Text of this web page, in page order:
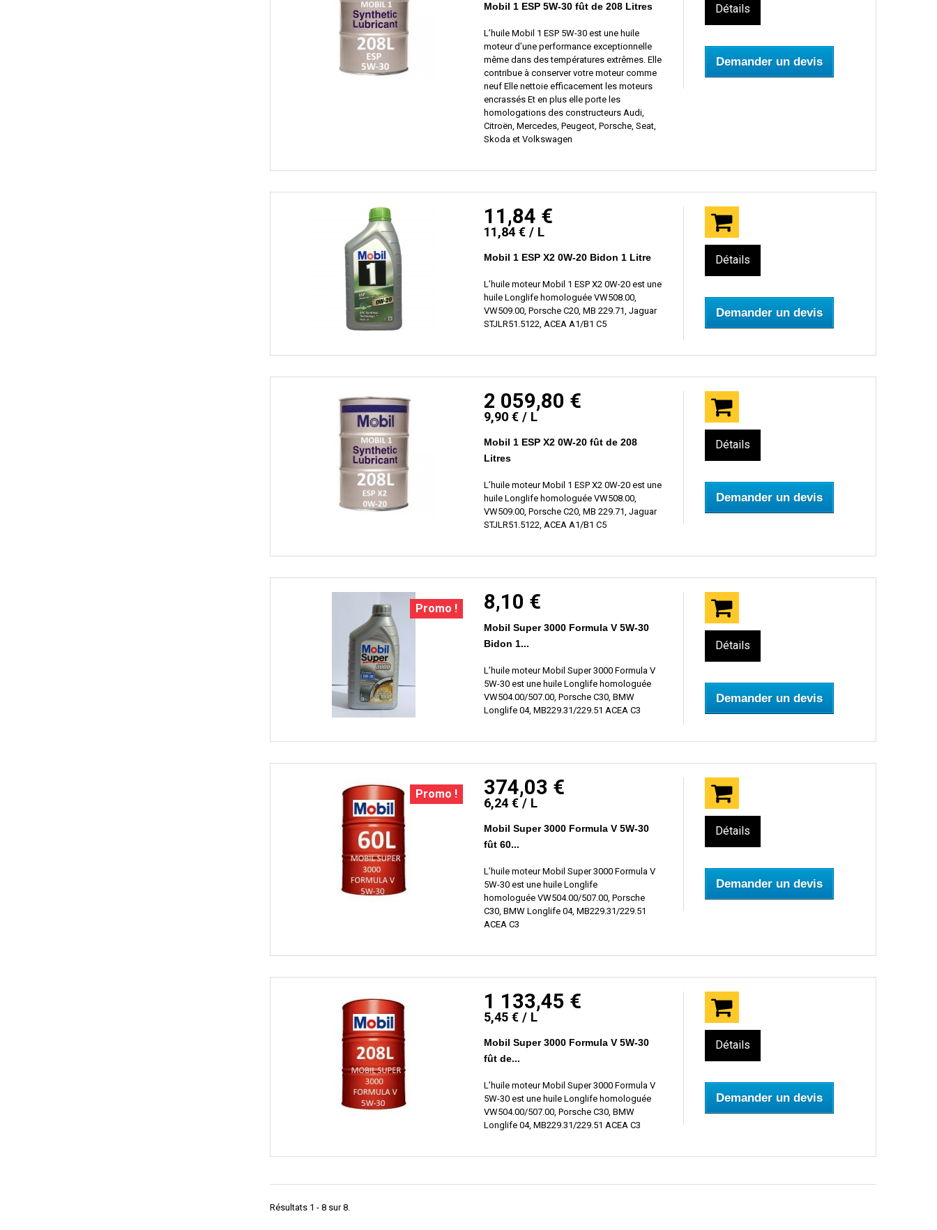
Mobil 1 ESP 5W-30 fût de 208 Litres
L’huile Mobil 1 ESP 5W-30 est une huile
moteur d’une performance exceptionnelle
même dans des températures extrêmes. Elle
contribue à conserver votre moteur comme
neuf Elle nettoie efficacement les moteurs
encrassés Et en plus elle porte les
homologations des constructeurs Audi,
Citroën, Mercedes, Peugeot, Porsche, Seat,
Skoda et Volkswagen
Détails
Demander un devis
11,84 €
11,84 € / L
Mobil 1 ESP X2 0W-20 Bidon 1 Litre
L’huile moteur Mobil 1 ESP X2 0W-20 est une
huile Longlife homologuée VW508.00,
VW509.00, Porsche C20, MB 229.71, Jaguar
STJLR51.5122, ACEA A1/B1 C5
Détails
Demander un devis
2 059,80 €
9,90 € / L
Mobil 1 ESP X2 0W-20 fût de 208
Litres
L’huile moteur Mobil 1 ESP X2 0W-20 est une
huile Longlife homologuée VW508.00,
VW509.00, Porsche C20, MB 229.71, Jaguar
STJLR51.5122, ACEA A1/B1 C5
Détails
Demander un devis
Promo ! 8,10 €
Mobil Super 3000 Formula V 5W-30
Bidon 1...
L’huile moteur Mobil Super 3000 Formula V
5W-30 est une huile Longlife homologuée
VW504.00/507.00, Porsche C30, BMW
Longlife 04, MB229.31/229.51 ACEA C3
Détails
Demander un devis
Promo ! 374,03 €
6,24 € / L
Mobil Super 3000 Formula V 5W-30
fût 60...
L’huile moteur Mobil Super 3000 Formula V
5W-30 est une huile Longlife
homologuée VW504.00/507.00, Porsche
C30, BMW Longlife 04, MB229.31/229.51
ACEA C3
Détails
Demander un devis
1 133,45 €
5,45 € / L
Mobil Super 3000 Formula V 5W-30
fût de...
L’huile moteur Mobil Super 3000 Formula V
5W-30 est une huile Longlife homologuée
VW504.00/507.00, Porsche C30, BMW
Longlife 04, MB229.31/229.51 ACEA C3
Détails
Demander un devis
Résultats 1 - 8 sur 8.